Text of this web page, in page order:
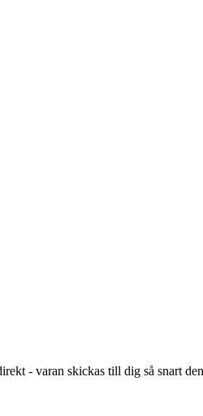
- varan skickas till dig så snart